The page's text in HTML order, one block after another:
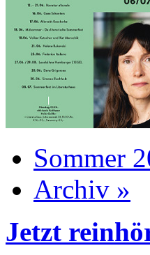
Sommer
Archiv »
Jetzt